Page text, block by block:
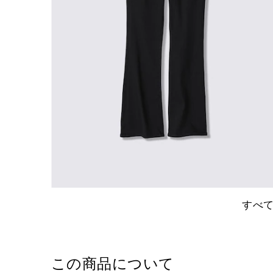
すべ
この商品について